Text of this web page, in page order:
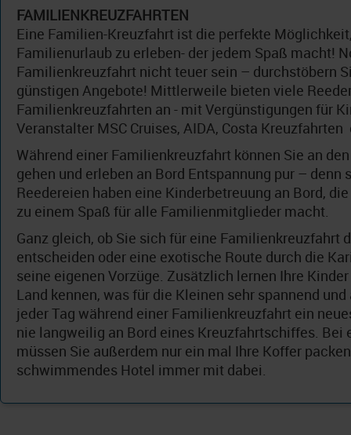
FAMILIENKREUZFAHRTEN
Eine Familien-Kreuzfahrt ist die perfekte
Familienurlaub zu erleben- der jedem Spaß macht!
Familienkreuzfahrt nicht teuer sein – durchstöbern
günstigen Angebote! Mittlerweile bieten viele
Familienkreuzfahrten an - mit Vergünstigungen für
Veranstalter MSC Cruises, AIDA, Costa
Während einer Familienkreuzfahrt können Sie an
gehen und erleben an Bord Entspannung pur – denn
Reedereien haben eine Kinderbetreuung an Bord,
zu einem Spaß für alle Familienmitglieder macht.
Ganz gleich, ob Sie sich für eine Familienkreuzfahrt
entscheiden oder eine exotische Route durch die
seine eigenen Vorzüge. Zusätzlich lernen Ihre
Land kennen, was für die Kleinen sehr spannend
jeder Tag während einer Familienkreuzfahrt ein
nie langweilig an Bord eines Kreuzfahrtschiffes. Bei
müssen Sie außerdem nur ein mal Ihre Koffer
schwimmendes Hotel immer mit dabei.